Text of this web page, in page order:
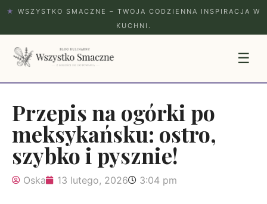
★
WSZYSTKO SMACZNE – TWOJA CODZIENNA INSPIRACJA W
KUCHNI.
☰
Przepis na ogórki po
meksykańsku: ostro,
szybko i pysznie!
Oska 13 lutego, 2026 3:04 pm